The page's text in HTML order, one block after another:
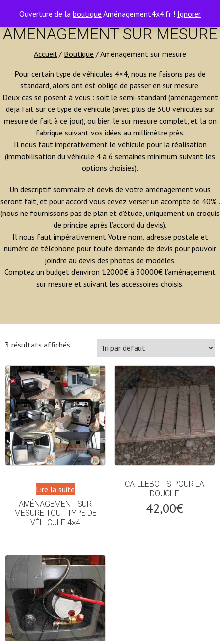
Ouverture de la boutique Aménagement4x4.fr ! Ignorer
AMÉNAGEMENT SUR MESURE
Accueil / Boutique / Aménagement sur mesure
Pour certain type de véhicules 4×4, nous ne faisons pas de
standard, alors ont est obligé de passer en sur mesure.
Deux cas se posent à vous : soit le semi-standard (aménagement
déjà fait sur ce type de véhicule (avec plus de 300 véhicules sur
mesure de fait à ce jour), ou bien le sur mesure complet, et la on
fabrique suivant vos idées au millimètre près.
Il nous faut impérativement le véhicule pour la réalisation
(immobilisation du véhicule 4 à 6 semaines minimum suivant les
options choisies).
Un descriptif sommaire et devis de votre aménagement vous
seront fait, et pour accord vous devez verser un acompte de 40% .
(nous ne fournissons pas de plan et d’étude, uniquement un croquis
de principe après l’accord du devis).
Il nous faut impérativement Votre nom, adresse postale et
numéro de téléphone pour toute demande de devis pour pouvoir
joindre au devis des photos de modèles.
Comptez un budget d’environ 12000€ à 30000€ l’aménagement
sur mesure et suivant les accessoires choisis.
3 résultats affichés
Lire la suite
AMÉNAGEMENT SUR
MESURE TOUT TYPE DE
VÉHICULE 4×4
CAILLEBOTIS POUR LA
DOUCHE
42,00€